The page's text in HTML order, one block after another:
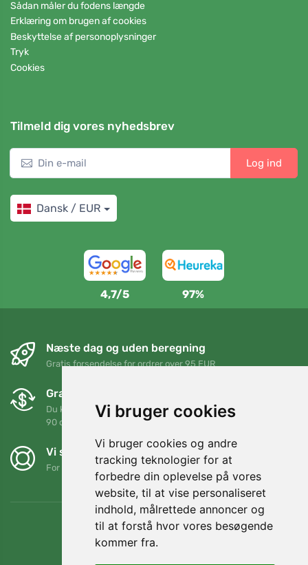
Vi bruger cookies
Vi bruger cookies og andre
tracking teknologier for at
forbedre din oplevelse på vores
website, til at vise personaliseret
indhold, målrettede annoncer og
til at forstå hvor vores besøgende
kommer fra.
Sådan måler du fodens længde
Erklæring om brugen af cookies
Beskyttelse af personoplysninger
Tryk
Cookies
Tilmeld dig vores nyhedsbrev
Log ind
Dansk / EUR
4,7/5 97%
Næste dag og uden beregning
Gratis forsendelse for ordrer over 95 EUR
Gratis ombytning og returnering
Du kan returnere eller bytte din ordre når som helst inden for
90 dage
Vi støtter Trees.org
For hver ordre planter vi et træ! Læs mere Om os